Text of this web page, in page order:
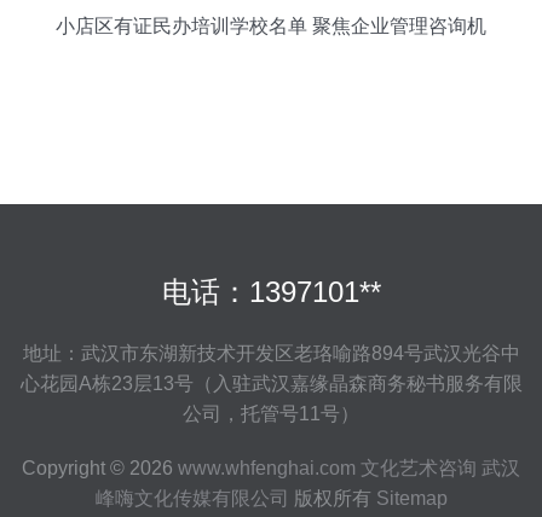
小店区有证民办培训学校名单 聚焦企业管理咨询机
电话：1397101**
地址：武汉市东湖新技术开发区老珞喻路894号武汉光谷中
心花园A栋23层13号（入驻武汉嘉缘晶森商务秘书服务有限
公司，托管号11号）
Copyright © 2026 www.whfenghai.com 文化艺术咨询 武汉
峰嗨文化传媒有限公司 版权所有 Sitemap